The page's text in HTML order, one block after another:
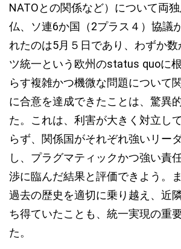
NATOとの関係など）について両独
仏、ソ連6か国（2プラス４）協議
れたのは5月５日であり、わずか数
ツ統一という欧州のstatus quoに
らす複雑かつ機微な問題について
に合意を達成できたことは、驚異
た。これは、利害が大きく対立し
らず、関係国がそれぞれ強いリー
し、プラグマティックかつ強い責
渉に臨んだ結果と評価できよう。
過去の歴史を適切に乗り越え、近
ち得ていたことも、統一実現の重
た。